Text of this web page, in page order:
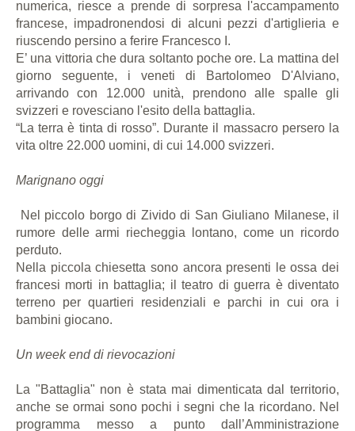
numerica, riesce a prende di sorpresa l'accampamento
francese, impadronendosi di alcuni pezzi d'artiglieria e
riuscendo persino a ferire Francesco I.
E’ una vittoria che dura soltanto poche ore. La mattina del
giorno seguente, i veneti di Bartolomeo D'Alviano,
arrivando con 12.000 unità, prendono alle spalle gli
svizzeri e rovesciano l'esito della battaglia.
“La terra è tinta di rosso”. Durante il massacro persero la
vita oltre 22.000 uomini, di cui 14.000 svizzeri.
Marignano oggi
Nel piccolo borgo di Zivido di San Giuliano Milanese, il
rumore delle armi riecheggia lontano, come un ricordo
perduto.
Nella piccola chiesetta sono ancora presenti le ossa dei
francesi morti in battaglia; il teatro di guerra è diventato
terreno per quartieri residenziali e parchi in cui ora i
bambini giocano.
Un week end di rievocazioni
La "Battaglia" non è stata mai dimenticata dal territorio,
anche se ormai sono pochi i segni che la ricordano. Nel
programma messo a punto dall’Amministrazione